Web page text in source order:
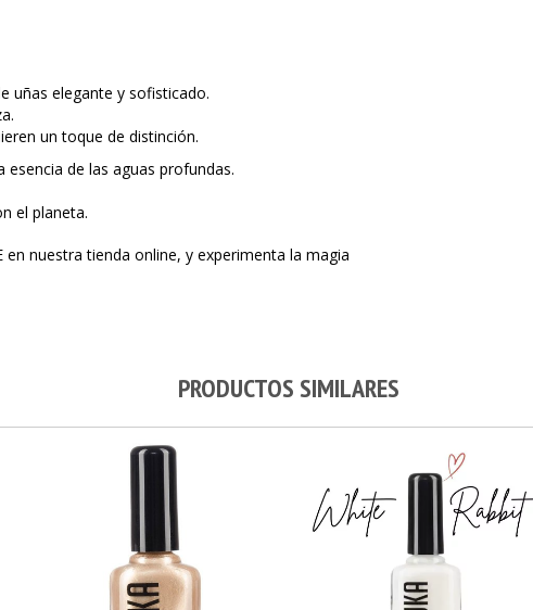
uñas elegante y sofisticado.
un toque de distinción.
de las aguas profundas.
el planeta.
en nuestra tienda online, y experimenta la magia
PRODUCTOS SIMILARES